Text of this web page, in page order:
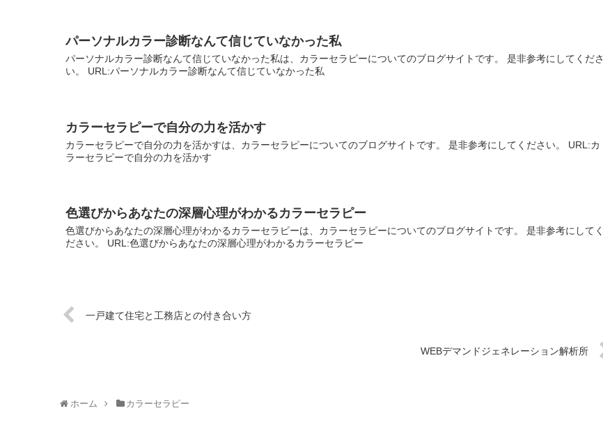
パーソナルカラー診断なんて信じていなかった私
パーソナルカラー診断なんて信じていなかった私は、カラーセラピーについてのブログサイトです。 是非参考にしてくださ
い。 URL:パーソナルカラー診断なんて信じていなかった私
カラーセラピーで自分の力を活かす
カラーセラピーで自分の力を活かすは、カラーセラピーについてのブログサイトです。 是非参考にしてください。 URL:カ
ラーセラピーで自分の力を活かす
色選びからあなたの深層心理がわかるカラーセラピー
色選びからあなたの深層心理がわかるカラーセラピーは、カラーセラピーについてのブログサイトです。 是非参考にしてく
ださい。 URL:色選びからあなたの深層心理がわかるカラーセラピー
一戸建て住宅と工務店との付き合い方
WEBデマンドジェネレーション解析所
ホーム カラーセラピー